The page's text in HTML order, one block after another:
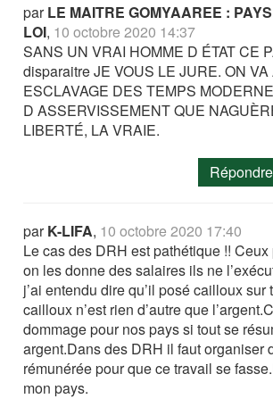
parLE MAITRE GOMYAAREE :
LOI, 10 octobre 2020 14:37
SANS UN VRAI HOMME D ÉTAT CE
disparaitre JE VOUS LE JURE. ON
ESCLAVAGE DES TEMPS
D ASSERVISSEMENT QUE
LIBERTÉ, LA VRAIE.
parK-LIFA, 10 octobre 2020 17:40
Le cas des DRH est pathétique !!
on les donne des salaires ils ne
j’ai entendu dire qu’il posé cailloux
cailloux n’est rien d’autre que
dommage pour nos pays si tout se
argent.Dans des DRH il faut organiser
rémunérée pour que ce travail se
mon pays.